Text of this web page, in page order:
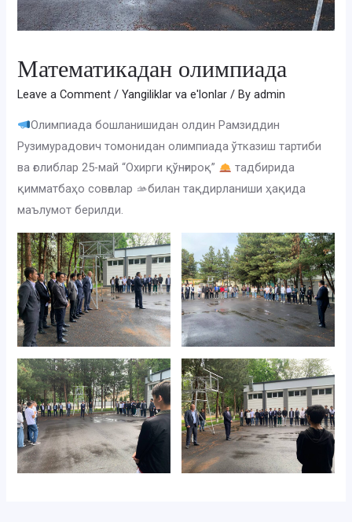
Математикадан олимпиада
Leave a Comment /Yangiliklar va e'lonlar / Byadmin
Олимпиада бошланишидан олдин Рамзиддин
Рузимурадович томонидан олимпиада ўтказиш тартиби
ва ғолиблар 25-май “Охирги қўнғироқ”
тадбирида
қимматбаҳо совғалар 🫴билан тақдирланиши ҳақида
маълумот берилди.